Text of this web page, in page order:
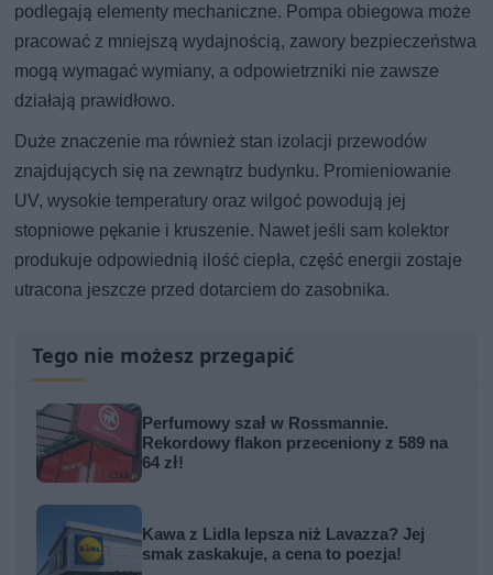
podlegają elementy mechaniczne. Pompa obiegowa może
pracować z mniejszą wydajnością, zawory bezpieczeństwa
mogą wymagać wymiany, a odpowietrzniki nie zawsze
działają prawidłowo.
Duże znaczenie ma również stan izolacji przewodów
znajdujących się na zewnątrz budynku. Promieniowanie
UV, wysokie temperatury oraz wilgoć powodują jej
stopniowe pękanie i kruszenie. Nawet jeśli sam kolektor
produkuje odpowiednią ilość ciepła, część energii zostaje
utracona jeszcze przed dotarciem do zasobnika.
Tego nie możesz przegapić
Perfumowy szał w Rossmannie.
Rekordowy flakon przeceniony z 589 na
64 zł!
Kawa z Lidla lepsza niż Lavazza? Jej
smak zaskakuje, a cena to poezja!